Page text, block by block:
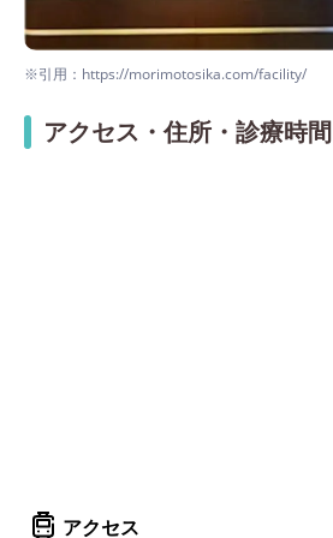
※引用：https://morimotosika.com/facility/
アクセス・住所・診療時間
アクセス